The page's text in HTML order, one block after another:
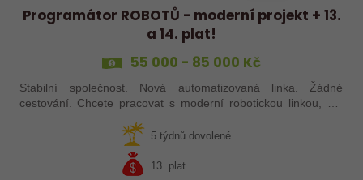
Programátor ROBOTŮ - moderní projekt + 13.
a 14. plat!
55 000 - 85 000 Kč
Stabilní společnost. Nová automatizovaná linka. Žádné
cestování. Chcete pracovat s moderní robotickou linkou, ale
šikovné absolventy…
5 týdnů dovolené
13. plat